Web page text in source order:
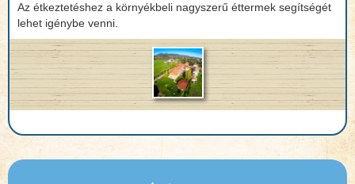
Az étkeztetéshez a környékbeli nagyszerű éttermek segítségét
lehet igénybe venni.